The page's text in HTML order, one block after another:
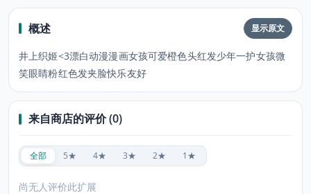
概述 显示原文
井上织姬<3漂白动漫漫画女孩可爱橙色头红发少年一护女孩微
笑眼睛粉红色发夹脸快乐友好
来自商店的评价 (0)
全部 5★ 4★ 3★ 2★ 1★
尚无人评价此扩展